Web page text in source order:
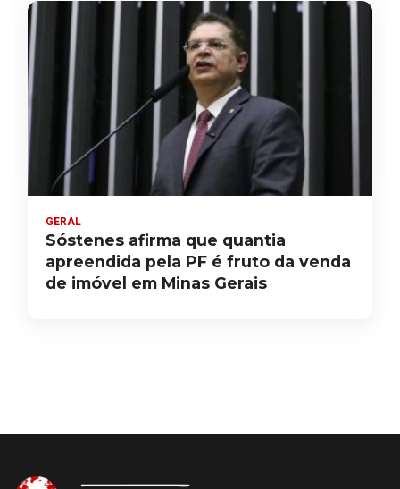
GERAL
Sóstenes afirma que quantia
apreendida pela PF é fruto da venda
de imóvel em Minas Gerais